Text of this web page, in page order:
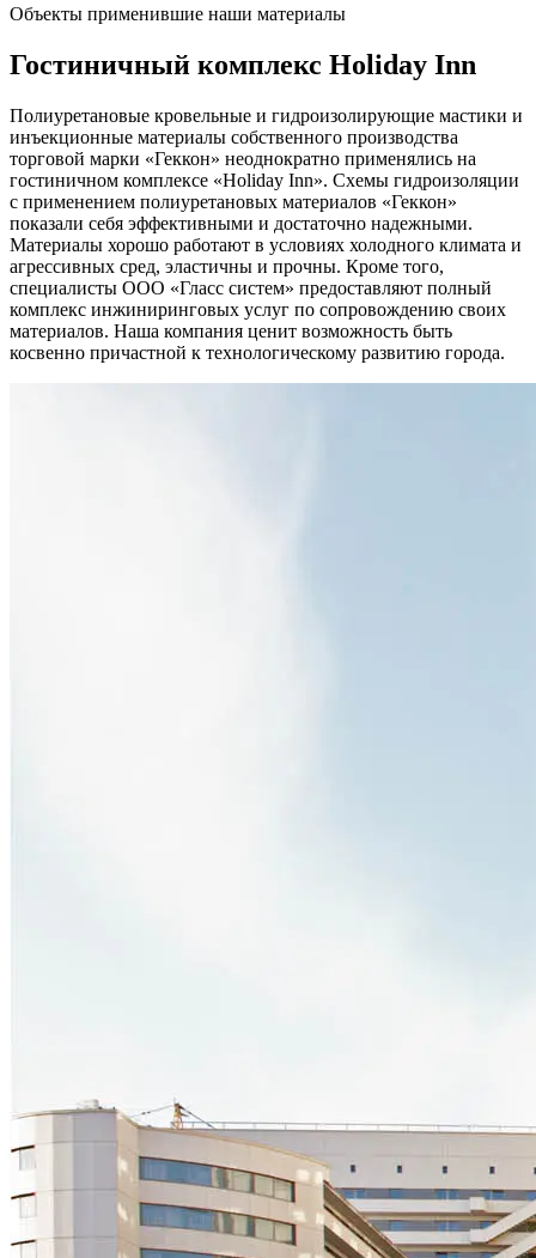
Объекты применившие наши материалы
Гостиничный комплекс Holiday Inn
Полиуретановые кровельные и гидроизолирующие мастики и
инъекционные материалы собственного производства
торговой марки «Геккон» неоднократно применялись на
гостиничном комплексе «Holiday Inn». Схемы гидроизоляции
с применением полиуретановых материалов «Геккон»
показали себя эффективными и достаточно надежными.
Материалы хорошо работают в условиях холодного климата и
агрессивных сред, эластичны и прочны. Кроме того,
специалисты ООО «Гласс систем» предоставляют полный
комплекс инжиниринговых услуг по сопровождению своих
материалов. Наша компания ценит возможность быть
косвенно причастной к технологическому развитию города.